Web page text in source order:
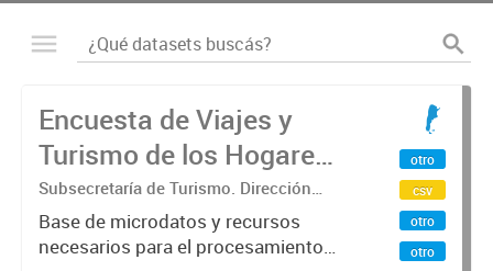
Encuesta de Viajes y
Turismo de los Hogares
(EVyTH) - Microdatos
Subsecretaría de Turismo. Dirección
Nacional de Mercados y Estadística
Base de microdatos y recursos
necesarios para el procesamiento
otro
csv
otro
otro